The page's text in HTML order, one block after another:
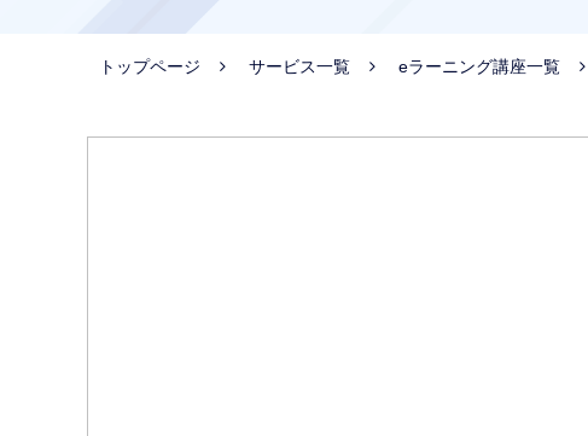
トップページ サービス一覧 eラーニング講座一覧